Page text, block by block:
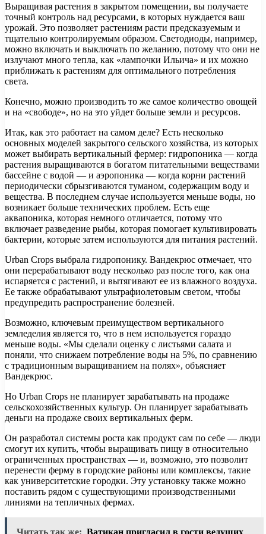
Выращивая растения в закрытом помещении, вы получаете
точный контроль над ресурсами, в которых нуждается ваш
урожай. Это позволяет растениям расти предсказуемым и
тщательно контролируемым образом. Светодиоды, например,
можно включать и выключать по желанию, потому что они не
излучают много тепла, как «лампочки Ильича» и их можно
приближать к растениям для оптимального потребления
света.
Конечно, можно производить то же самое количество овощей
и на «свободе», но на это уйдет больше земли и ресурсов.
Итак, как это работает на самом деле? Есть несколько
основных моделей закрытого сельского хозяйства, из которых
может выбирать вертикальный фермер: гидропоника — когда
растения выращиваются в богатом питательными веществами
бассейне с водой — и аэропоника — когда корни растений
периодически сбрызгиваются туманом, содержащим воду и
вещества. В последнем случае используется меньше воды, но
возникает больше технических проблем. Есть еще
аквапоника, которая немного отличается, потому что
включает разведение рыбы, которая помогает культивировать
бактерии, которые затем используются для питания растений.
Urban Crops выбрала гидропонику. Вандекрюс отмечает, что
они перерабатывают воду несколько раз после того, как она
испаряется с растений, и вытягивают ее из влажного воздуха.
Ее также обрабатывают ультрафиолетовым светом, чтобы
предупредить распространение болезней.
Возможно, ключевым преимуществом вертикального
земледелия является то, что в нем используется гораздо
меньше воды. «Мы сделали оценку с листьями салата и
поняли, что снижаем потребление воды на 5%, по сравнению
с традиционным выращиванием на полях», объясняет
Вандекрюс.
Но Urban Crops не планирует зарабатывать на продаже
сельскохозяйственных культур. Он планирует зарабатывать
деньги на продаже своих вертикальных ферм.
Он разработал системы роста как продукт сам по себе — люди
смогут их купить, чтобы выращивать пищу в относительно
ограниченных пространствах — и, возможно, это позволит
перенести ферму в городские районы или комплексы, такие
как университетские городки. Эту установку также можно
поставить рядом с существующими производственными
линиями на тепличных фермах.
Читать так же: Ватикан пригласил в гости ведущих